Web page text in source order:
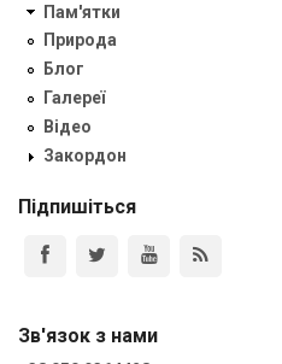
Пам'ятки
Природа
Блог
Галереї
Відео
Закордон
Підпишіться
Зв'язок з нами